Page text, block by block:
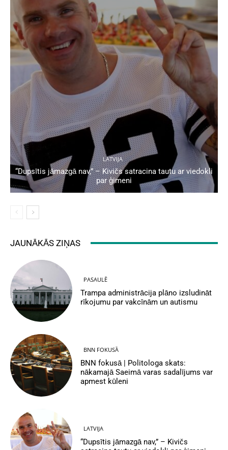
LATVIJA
“Dupsītis jāmazgā nav,” – Kivičs satracina tautu ar viedokli
par ģimeni
JAUNĀKĀS ZIŅAS
PASAULĒ
Trampa administrācija plāno izsludināt
rīkojumu par vakcīnām un autismu
BNN FOKUSĀ
BNN fokusā | Politologa skats:
nākamajā Saeimā varas sadalījums var
apmest kūleni
LATVIJA
“Dupsītis jāmazgā nav,” – Kivičs